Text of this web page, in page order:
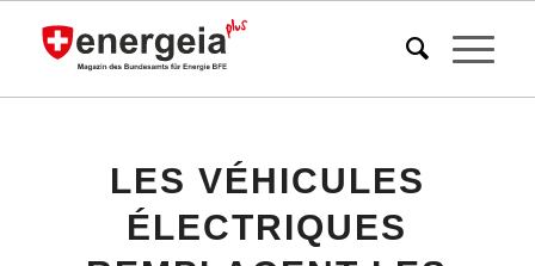
LES VÉHICULES
ÉLECTRIQUES